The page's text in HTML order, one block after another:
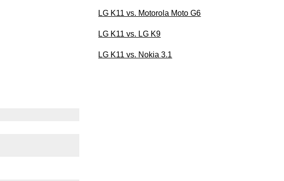
LG K11 vs. Motorola Moto G6
LG K11 vs. LG K9
LG K11 vs. Nokia 3.1